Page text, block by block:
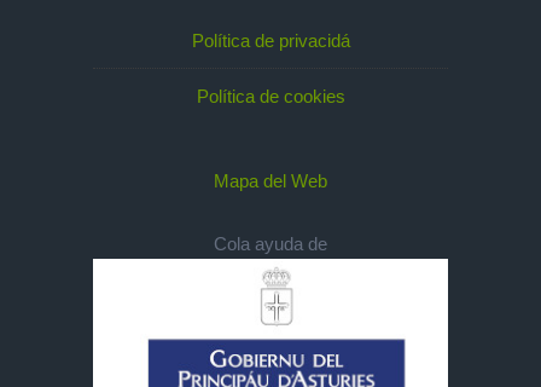
Política de privacidá
Política de cookies
Mapa del Web
Cola ayuda de